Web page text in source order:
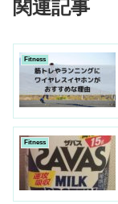
関連記事
Fitness
Fitness